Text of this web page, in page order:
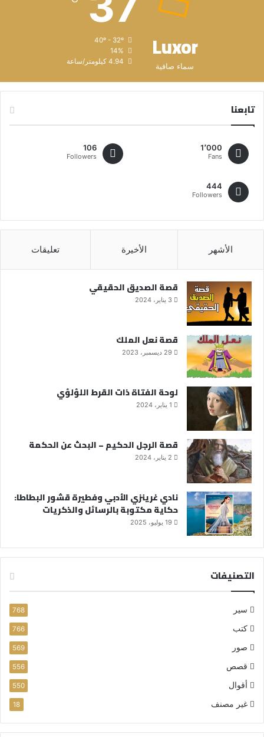
Luxor
سماء صافية
40º - 32º
14%
4.94 كيلومتر/ساعة
تابعنا
1٬000
Fans
106
Followers
444
Followers
الأشهر الأخيرة تعليقات
قصة الصديق الحقيقي
3 يناير، 2024
قصة نعل الملك
29 ديسمبر، 2023
لوحة الفتاة ذات القرط اللؤلؤي
1 يناير، 2024
قصة الرجل الحكيم – البحث عن الحكمة
2 يناير، 2024
نادي غرينزي الأدبي وفطيرة قشور البطاطا:
حكاية مكتوبة بالرسائل والذكريات
19 يوليو، 2025
التصنيفات
سير 768
كتب 766
صور 569
قصص 556
أقوال 550
غير مصنف 18